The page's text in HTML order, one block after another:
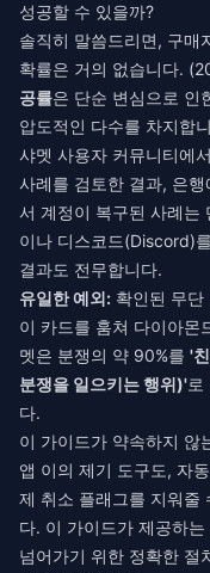
성공할 수 있을까?
솔직히 말씀드리면, 구매
확률은 거의 없습니다.
공률은 단순 변심으로 인
압도적인 다수를 차지합
샤멧 사용자 커뮤니티에
사례를 검토한 결과, 은
서 계정이 복구된 사례는
이나 디스코드(Discord)
결과도 전무합니다.
유일한 예외: 확인된 무단
이 카드를 훔쳐 다이아몬
멧은 분쟁의 약 90%를 '
분쟁을 일으키는 행위)'로
다.
이 가이드가 약속하지 않
앱 이의 제기 도구도, 자
제 취소 플래그를 지워줄
다. 이 가이드가 제공하
넘어가기 위한 정확한 절